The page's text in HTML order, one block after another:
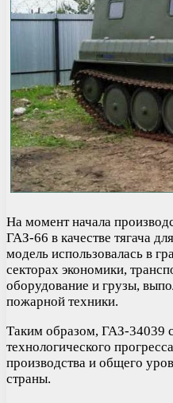
На момент начала
ГАЗ-66 в качестве тягача
модель использовалась в
секторах экономики,
оборудование и грузы,
пожарной техники.
Таким образом, ГАЗ-34039
технологического
производства и общего
страны.